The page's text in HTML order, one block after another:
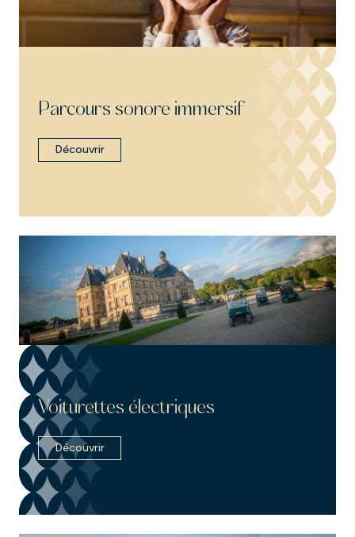
Parcours sonore immersif
Découvrir
Voiturettes électriques
Découvrir